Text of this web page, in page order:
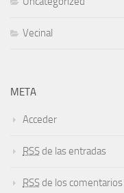
Vecinal
META
Acceder
RSS de las entradas
RSS de los comentarios